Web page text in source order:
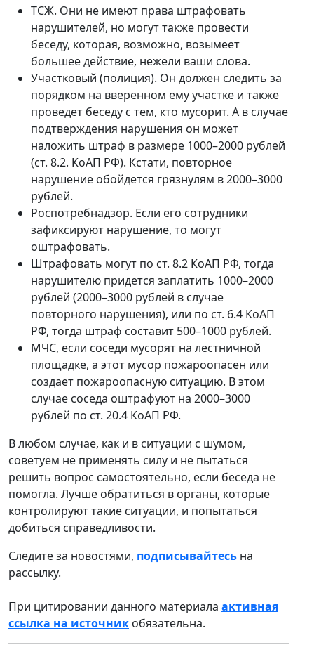
ТСЖ. Они не имеют права штрафовать
нарушителей, но могут также провести
беседу, которая, возможно, возымеет
большее действие, нежели ваши слова.
Участковый (полиция). Он должен следить за
порядком на вверенном ему участке и также
проведет беседу с тем, кто мусорит. А в случае
подтверждения нарушения он может
наложить штраф в размере 1000–2000 рублей
(ст. 8.2. КоАП РФ). Кстати, повторное
нарушение обойдется грязнулям в 2000–3000
рублей.
Роспотребнадзор. Если его сотрудники
зафиксируют нарушение, то могут
оштрафовать.
Штрафовать могут по ст. 8.2 КоАП РФ, тогда
нарушителю придется заплатить 1000–2000
рублей (2000–3000 рублей в случае
повторного нарушения), или по ст. 6.4 КоАП
РФ, тогда штраф составит 500–1000 рублей.
МЧС, если соседи мусорят на лестничной
площадке, а этот мусор пожароопасен или
создает пожароопасную ситуацию. В этом
случае соседа оштрафуют на 2000–3000
рублей по ст. 20.4 КоАП РФ.
В любом случае, как и в ситуации с шумом,
советуем не применять силу и не пытаться
решить вопрос самостоятельно, если беседа не
помогла. Лучше обратиться в органы, которые
контролируют такие ситуации, и попытаться
добиться справедливости.
Следите за новостями, подписывайтесь на
рассылку.
При цитировании данного материала активная
ссылка на источник обязательна.